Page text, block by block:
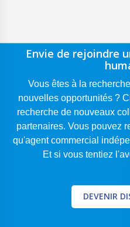
Envie de rejoindre
Vous êtes à la
nouvelles opportunités ?
recherche de nouveaux
partenaires. Vous pouvez
qu'agent commercial
Et si vous tentiez
DEVENIR